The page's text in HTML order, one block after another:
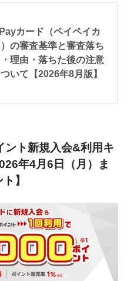
カード（ペイペイカ
の審査基準と審査落ち
理由・落ちた後の注意
いて【2026年8月版】
ント新規入会&利用キ
年4月6日（月）ま
】